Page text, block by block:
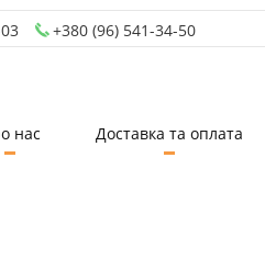
+380 (96) 541-34-50
нас Доставка та оплата